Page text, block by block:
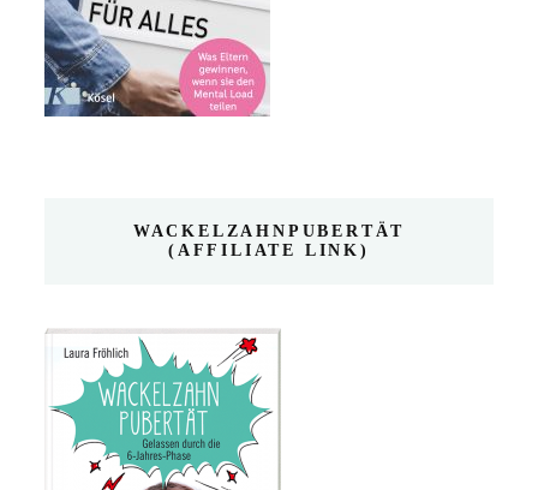
WACKELZAHNPUBERTÄT
(AFFILIATE LINK)